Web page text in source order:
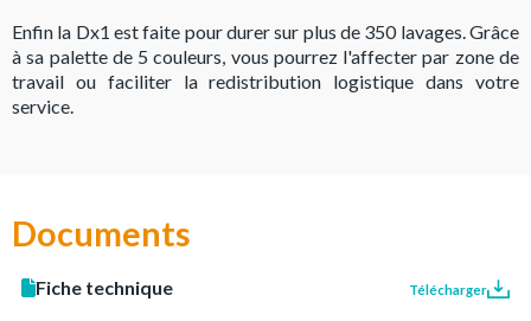
Enfin la Dx1 est faite pour durer sur plus de 350 lavages. Grâce
à sa palette de 5 couleurs, vous pourrez l'affecter par zone de
travail ou faciliter la redistribution logistique dans votre
service.
Documents
Fiche technique Télécharger